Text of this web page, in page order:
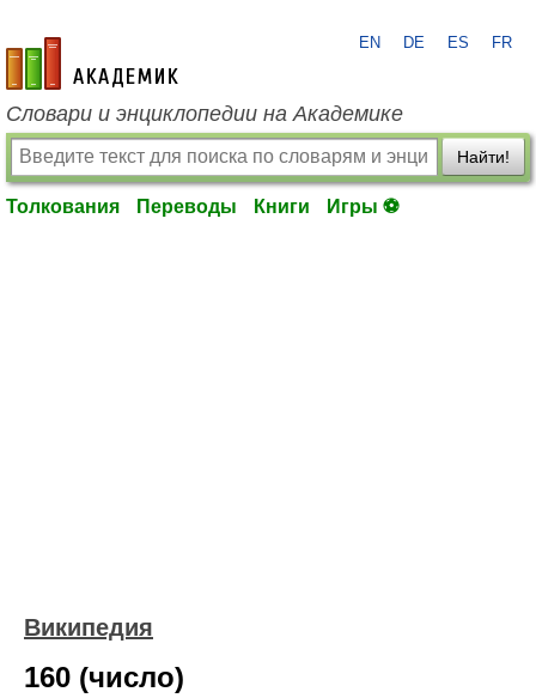
academic.ru
EN DE ES FR
Словари и энциклопедии на Академике
Найти!
Толкования Переводы Книги Игры ⚽
Википедия
160 (число)